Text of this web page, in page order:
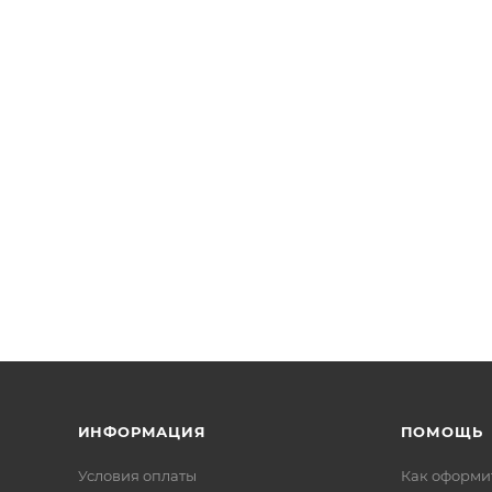
ИНФОРМАЦИЯ
Условия оплаты
ПОМОЩЬ
Как